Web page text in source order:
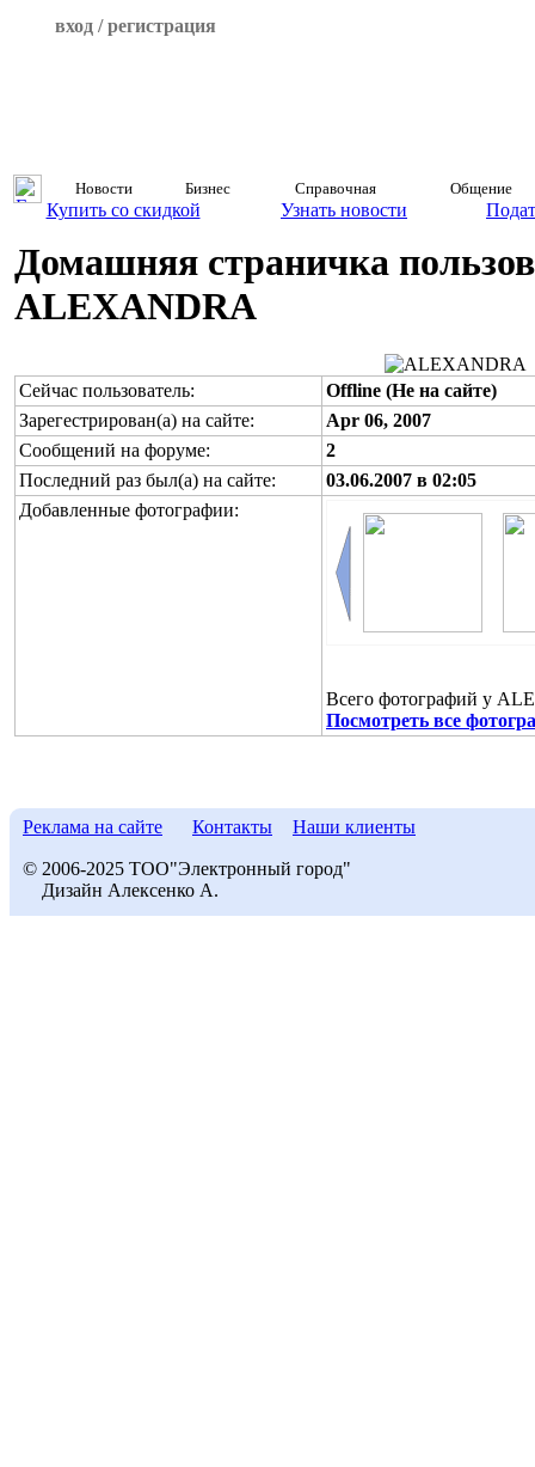
вход / регистрация
Новости Бизнес Справочная Общение
Купить со скидкой Узнать новости
Домашняя страничка
ALEXANDRA
Сейчас пользователь:
Offline (Не на сайте)
Зарегестрирован(а) на сайте:
Apr 06, 2007
Сообщений на форуме:
2
Последний раз был(а) на сайте:
03.06.2007 в 02:05
Добавленные фотографии:
Всего фотографий у
Посмотреть все
Реклама на сайте Контакты Наши клиенты
© 2006-2025 ТОО"Электронный город"
Дизайн Алексенко А.